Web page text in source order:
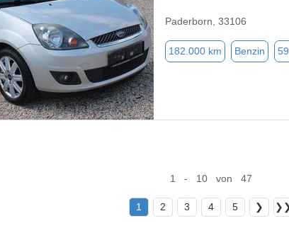
Paderborn, 33106
182.000 km Benzin
1 - 10 von 47
1 2 3 4 5 ❯